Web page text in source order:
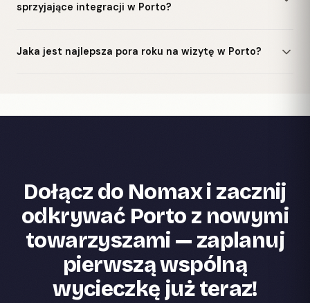
sprzyjające integracji w Porto?
Jaka jest najlepsza pora roku na wizytę w Porto?
Dołącz do Nomax i zacznij
odkrywać Porto z nowymi
towarzyszami — zaplanuj
pierwszą wspólną
wycieczkę już teraz!